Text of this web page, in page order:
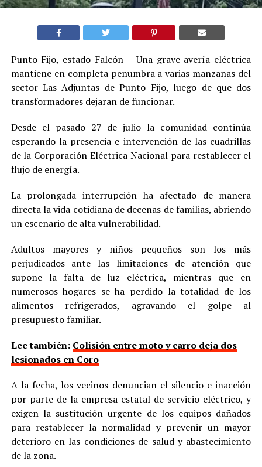
Punto Fijo, estado Falcón – Una grave avería eléctrica
mantiene en completa penumbra a varias manzanas del
sector Las Adjuntas de Punto Fijo, luego de que dos
transformadores dejaran de funcionar.
Desde el pasado 27 de julio la comunidad continúa
esperando la presencia e intervención de las cuadrillas
de la Corporación Eléctrica Nacional para restablecer el
flujo de energía.
La prolongada interrupción ha afectado de manera
directa la vida cotidiana de decenas de familias, abriendo
un escenario de alta vulnerabilidad.
Adultos mayores y niños pequeños son los más
perjudicados ante las limitaciones de atención que
supone la falta de luz eléctrica, mientras que en
numerosos hogares se ha perdido la totalidad de los
alimentos refrigerados, agravando el golpe al
presupuesto familiar.
Lee también: Colisión entre moto y carro deja dos
lesionados en Coro
A la fecha, los vecinos denuncian el silencio e inacción
por parte de la empresa estatal de servicio eléctrico, y
exigen la sustitución urgente de los equipos dañados
para restablecer la normalidad y prevenir un mayor
deterioro en las condiciones de salud y abastecimiento
de la zona.